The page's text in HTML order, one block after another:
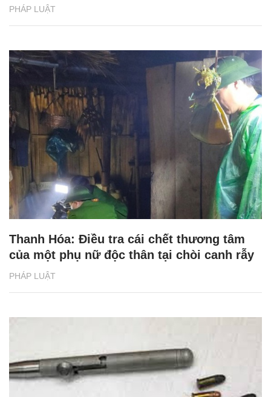
PHÁP LUẬT
PHÁP LUẬT
Thanh Hóa: Điều tra cái chết thương tâm
của một phụ nữ độc thân tại chòi canh rẫy